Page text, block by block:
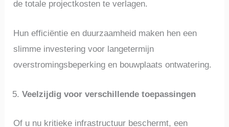
de totale projectkosten te verlagen.
Hun efficiëntie en duurzaamheid maken hen een
slimme investering voor langetermijn
overstromingsbeperking en bouwplaats ontwatering.
Veelzijdig voor verschillende toepassingen
Of u nu kritieke infrastructuur beschermt, een